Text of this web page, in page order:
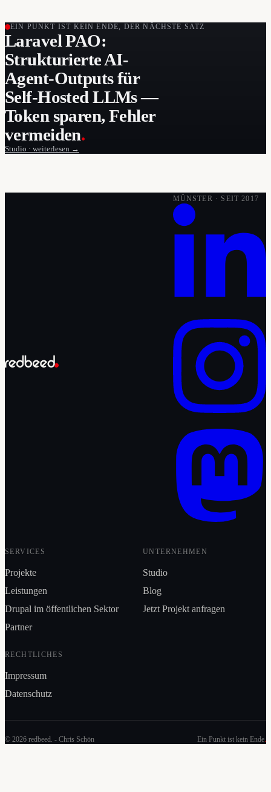
EIN PUNKT IST KEIN ENDE, DER NÄCHSTE SATZ
Laravel PAO:
Strukturierte AI-
Agent-Outputs für
Self-Hosted LLMs —
Token sparen, Fehler
vermeiden.
Studio · weiterlesen →
MÜNSTER · SEIT 2017
SERVICES
Projekte
Leistungen
Drupal im öffentlichen Sektor
Partner
UNTERNEHMEN
Studio
Blog
Jetzt Projekt anfragen
RECHTLICHES
Impressum
Datenschutz
© 2026 redbeed. - Chris Schön Ein Punkt ist kein Ende.